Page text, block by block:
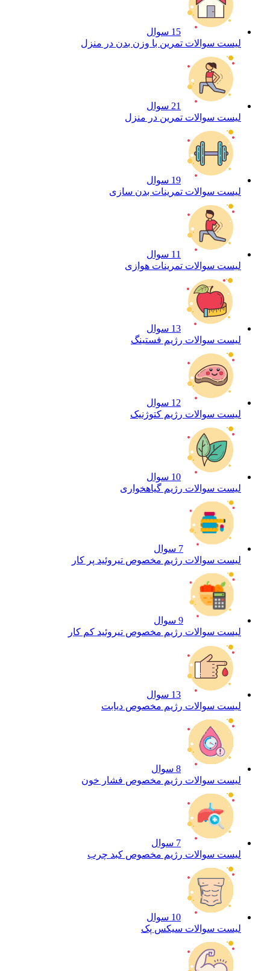
15 سوال
لیست سوالات تمرین با وزن بدن در منزل
21 سوال
لیست سوالات تمرین در منزل
19 سوال
لیست سوالات تمرینات بدن سازی
11 سوال
لیست سوالات تمرینات هوازی
13 سوال
لیست سوالات رژیم فستینگ
12 سوال
لیست سوالات رژیم کتوژنیک
10 سوال
لیست سوالات رژیم گیاهخواری
7 سوال
لیست سوالات رژیم مخصوص تیروئید پر کار
9 سوال
لیست سوالات رژیم مخصوص تیروئید کم کار
13 سوال
لیست سوالات رژیم مخصوص دیابت
8 سوال
لیست سوالات رژیم مخصوص فشار خون
7 سوال
لیست سوالات رژیم مخصوص کبد چرب
10 سوال
لیست سوالات سیکس پک